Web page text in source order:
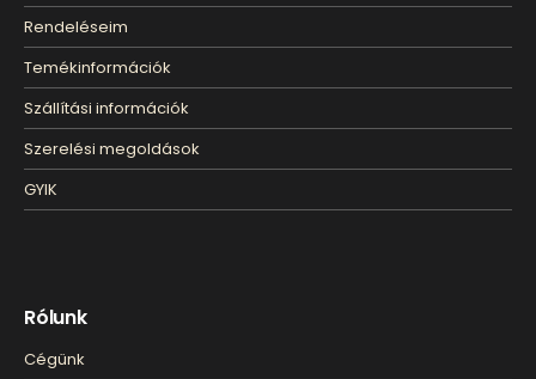
Rendeléseim
Temékinformációk
Szállítási információk
Szerelési megoldások
GYIK
Rólunk
Cégünk